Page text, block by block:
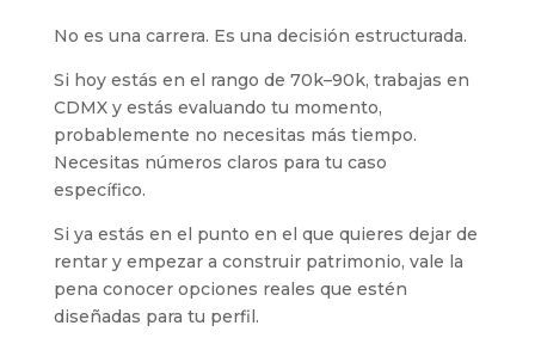
No es una carrera. Es una decisión estructurada.
Si hoy estás en el rango de 70k–90k, trabajas en
CDMX y estás evaluando tu momento,
probablemente no necesitas más tiempo.
Necesitas números claros para tu caso
específico.
Si ya estás en el punto en el que quieres dejar de
rentar y empezar a construir patrimonio, vale la
pena conocer opciones reales que estén
diseñadas para tu perfil.